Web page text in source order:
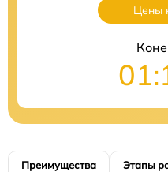
Цены
Преимущества Этапы